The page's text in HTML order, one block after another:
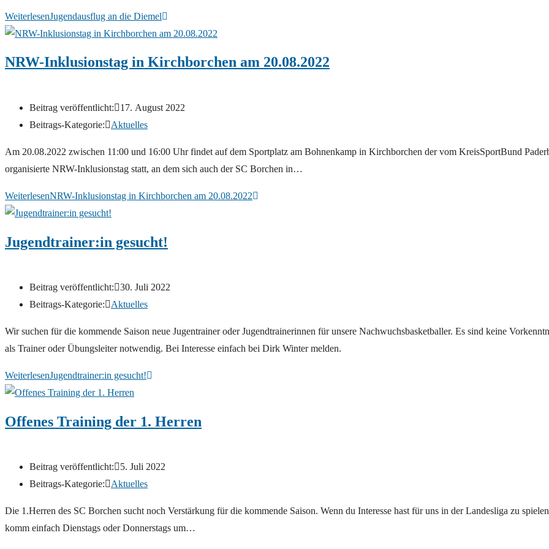
WeiterlesenJugendausflug an die Diemel
NRW-Inklusionstag in Kirchborchen am 20.08.2022
Beitrag veröffentlicht:
17. August 2022
Beitrags-Kategorie:
Aktuelles
Am 20.08.2022 zwischen 11:00 und 16:00 Uhr findet auf dem Sportplatz am Bohnenkamp in Kirchborchen der vom KreisSportBund
organisierte NRW-Inklusionstag statt, an dem sich auch der SC Borchen in…
WeiterlesenNRW-Inklusionstag in Kirchborchen am 20.08.2022
Jugendtrainer:in gesucht!
Beitrag veröffentlicht:
30. Juli 2022
Beitrags-Kategorie:
Aktuelles
Wir suchen für die kommende Saison neue Jugentrainer oder Jugendtrainerinnen für unsere Nachwuchsbasketballer. Es sind keine
als Trainer oder Übungsleiter notwendig. Bei Interesse einfach bei Dirk Winter melden.
WeiterlesenJugendtrainer:in gesucht!
Offenes Training der 1. Herren
Beitrag veröffentlicht:
5. Juli 2022
Beitrags-Kategorie:
Aktuelles
Die 1.Herren des SC Borchen sucht noch Verstärkung für die kommende Saison. Wenn du Interesse hast für uns in der Landesliga zu
komm einfach Dienstags oder Donnerstags um…